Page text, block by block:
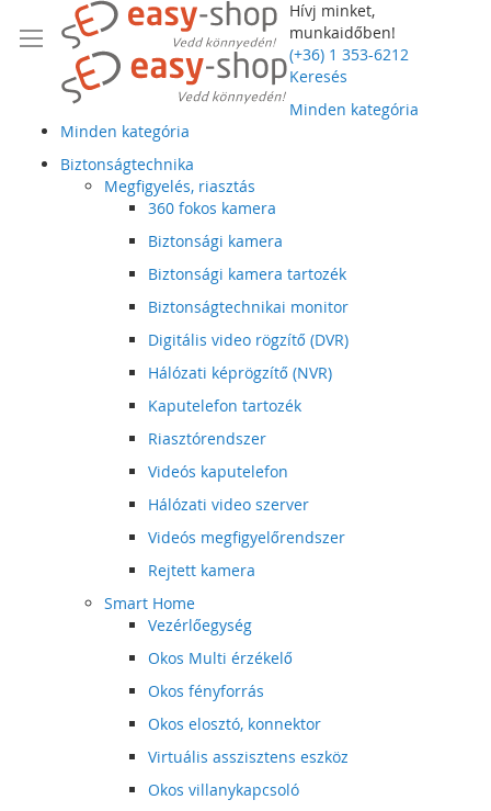
Hívj minket,
munkaidőben!
(+36) 1 353-6212
Keresés
Minden kategória
Minden kategória
Biztonságtechnika
Megfigyelés, riasztás
360 fokos kamera
Biztonsági kamera
Biztonsági kamera tartozék
Biztonságtechnikai monitor
Digitális video rögzítő (DVR)
Hálózati képrögzítő (NVR)
Kaputelefon tartozék
Riasztórendszer
Videós kaputelefon
Hálózati video szerver
Videós megfigyelőrendszer
Rejtett kamera
Smart Home
Vezérlőegység
Okos Multi érzékelő
Okos fényforrás
Okos elosztó, konnektor
Virtuális asszisztens eszköz
Okos villanykapcsoló